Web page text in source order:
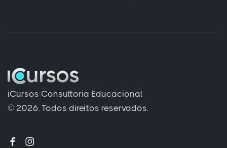
iCursos Consultoria Educacional
© 2026. Todos direitos reservados.